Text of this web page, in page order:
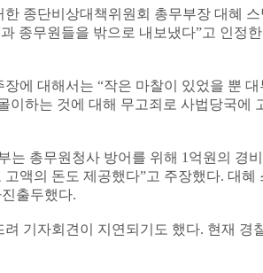
종단비상대책위원회 총무부장 대혜
종무원들을 밖으로 내보냈다”고 인정
에 대해서는 “작은 마찰이 있었을 뿐
이하는 것에 대해 무고죄로 사법당국에
는 총무원청사 방어를 위해 1억원의 경
액의 돈도 제공했다”고 주장했다. 대혜
출두했다.
기자회견이 지연되기도 했다. 현재 경